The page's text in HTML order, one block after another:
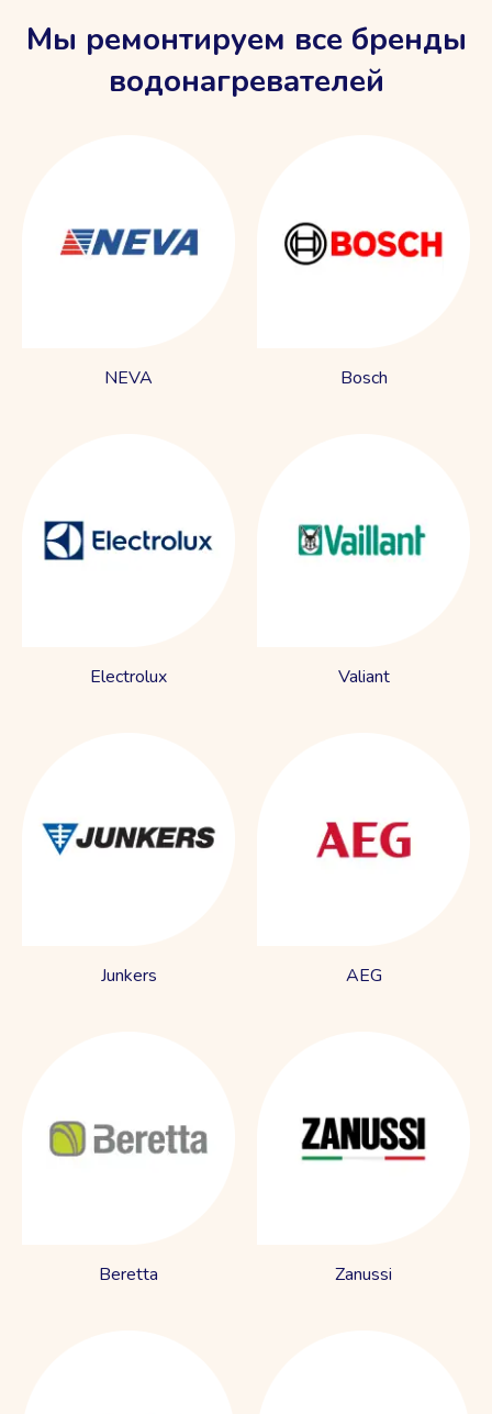
Мы ремонтируем все бренды
водонагревателей
NEVA Bosch
Electrolux Valiant
Junkers AEG
Beretta Zanussi